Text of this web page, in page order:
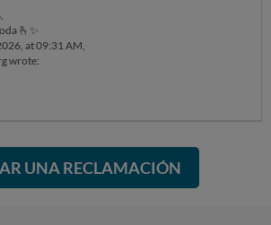
🫰✨
at 09:31 AM,
wrote:
UNA RECLAMACIÓN